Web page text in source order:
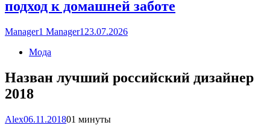
подход к домашней заботе
Manager1 Manager1 23.07.2026
Мода
Назван лучший российский дизайнер
2018
Alex06.11.201801 минуты